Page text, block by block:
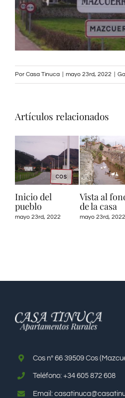
CONTACTO
Por Casa Tinuca mayo 23rd, 2022
Artículos relacionados
Inicio del
pueblo
mayo 23rd, 2022
Vista al
de la casa
mayo 23rd, 2022
Cos nº 66 39509 Cos
Teléfono: +34 605 872 608
Email: